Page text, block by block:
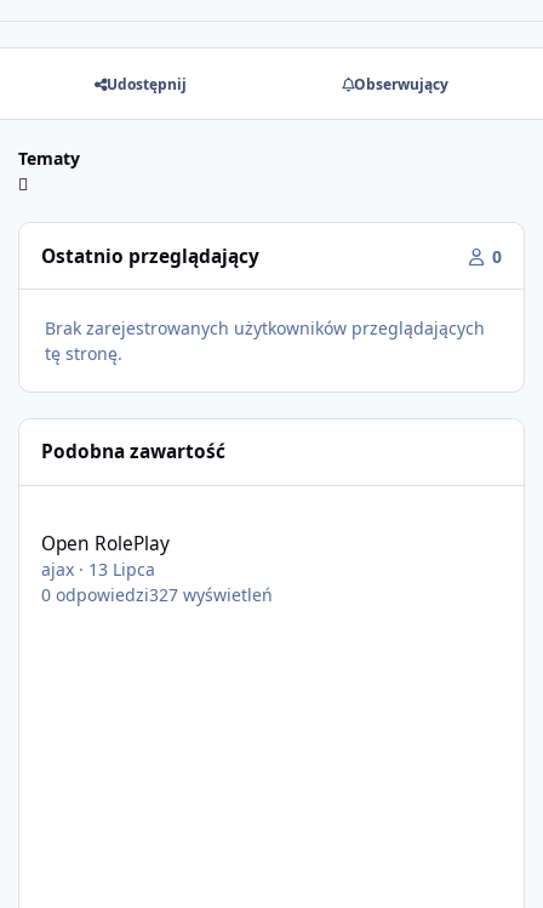
Udostępnij Obserwujący
Tematy
Ostatnio przeglądający 0
Brak zarejestrowanych użytkowników przeglądających
tę stronę.
Podobna zawartość
Open RolePlay
ajax · 13 Lipca
0 odpowiedzi327 wyświetleń